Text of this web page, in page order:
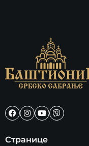
Странице